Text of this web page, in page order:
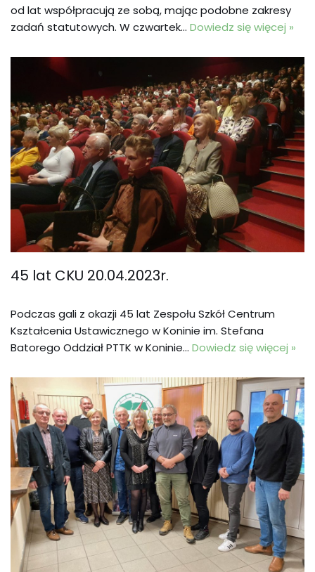
od lat współpracują ze sobą, mając podobne zakresy
zadań statutowych. W czwartek… Dowiedz się więcej »
45 lat CKU 20.04.2023r.
Podczas gali z okazji 45 lat Zespołu Szkół Centrum
Kształcenia Ustawicznego w Koninie im. Stefana
Batorego Oddział PTTK w Koninie… Dowiedz się więcej »